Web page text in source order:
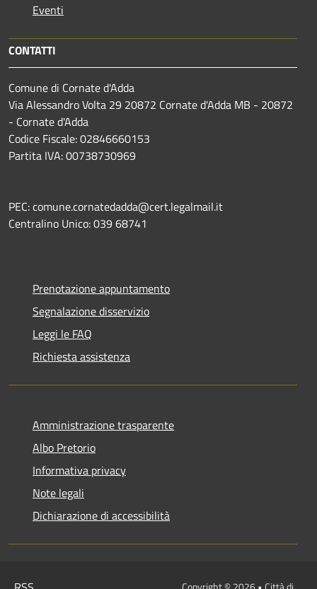
Eventi
CONTATTI
Comune di Cornate d'Adda
Via Alessandro Volta 29 20872 Cornate d'Adda MB - 20872
- Cornate d'Adda
Codice Fiscale: 02846660153
Partita IVA: 00738730969
PEC: comune.cornatedadda@cert.legalmail.it
Centralino Unico: 039 68741
Prenotazione appuntamento
Segnalazione disservizio
Leggi le FAQ
Richiesta assistenza
Amministrazione trasparente
Albo Pretorio
Informativa privacy
Note legali
Dichiarazione di accessibilità